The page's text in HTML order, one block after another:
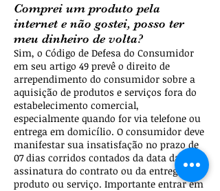
Comprei um produto pela
internet e não gostei, posso ter
meu dinheiro de volta?
Sim, o Código de Defesa do Consumidor
em seu artigo 49 prevê o direito de
arrependimento do consumidor sobre a
aquisição de produtos e serviços fora do
estabelecimento comercial,
especialmente quando for via telefone ou
entrega em domicílio. O consumidor deve
manifestar sua insatisfação no prazo de
07 dias corridos contados da data da
assinatura do contrato ou da entrega do
produto ou serviço. Importante entrar em